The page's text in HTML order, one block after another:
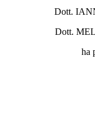
Dott.
Dott.
ha